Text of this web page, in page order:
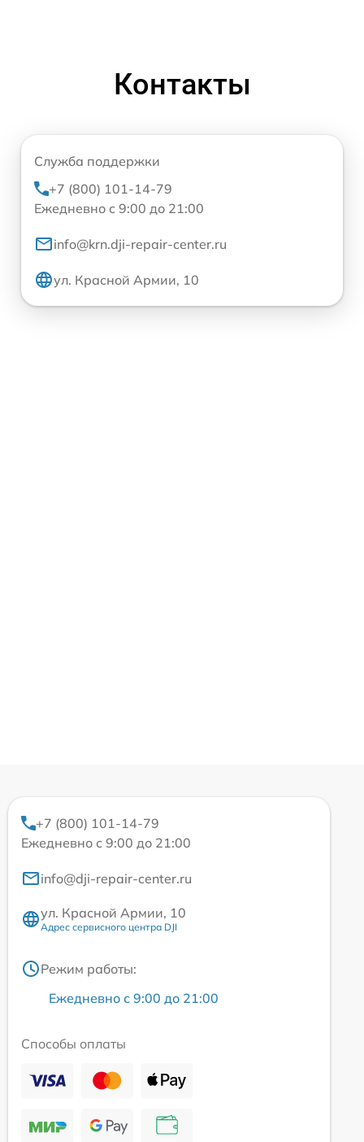
Контакты
Служба поддержки
+7 (800) 101-14-79
Ежедневно с 9:00 до 21:00
info@krn.dji-repair-center.ru
ул. Красной Армии, 10
+7 (800) 101-14-79
Ежедневно с 9:00 до 21:00
info@dji-repair-center.ru
ул. Красной Армии, 10
Адрес сервисного центра DJI
Режим работы:
Ежедневно с 9:00 до 21:00
Способы оплаты